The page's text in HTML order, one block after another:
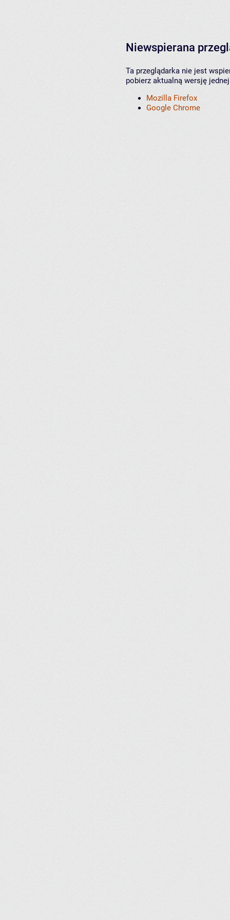
Niewspierana
Ta przeglądarka nie jest
pobierz aktualną wersję
Mozilla Firefox
Google Chrome